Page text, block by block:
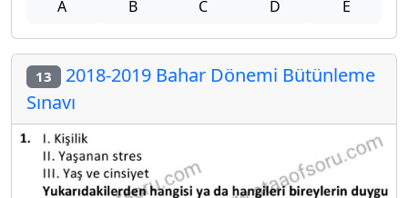
A B C D E
13 2018-2019 Bahar Dönemi Bütünleme
Sınavı